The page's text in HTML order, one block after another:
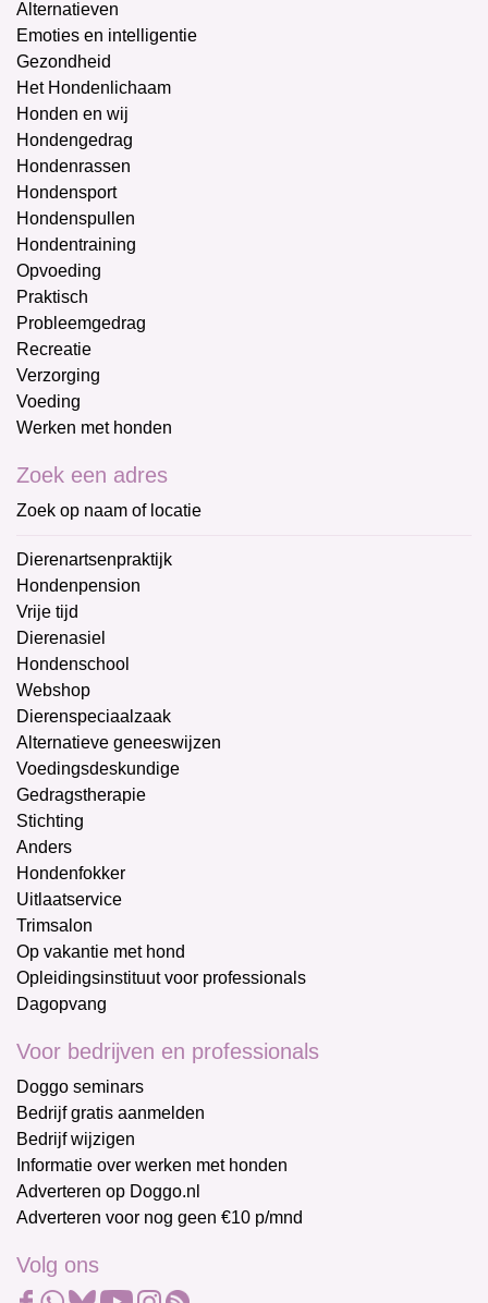
Alternatieven
Emoties en intelligentie
Gezondheid
Het Hondenlichaam
Honden en wij
Hondengedrag
Hondenrassen
Hondensport
Hondenspullen
Hondentraining
Opvoeding
Praktisch
Probleemgedrag
Recreatie
Verzorging
Voeding
Werken met honden
Zoek een adres
Zoek op naam of locatie
Dierenartsenpraktijk
Hondenpension
Vrije tijd
Dierenasiel
Hondenschool
Webshop
Dierenspeciaalzaak
Alternatieve geneeswijzen
Voedingsdeskundige
Gedragstherapie
Stichting
Anders
Hondenfokker
Uitlaatservice
Trimsalon
Op vakantie met hond
Opleidingsinstituut voor professionals
Dagopvang
Voor bedrijven en professionals
Doggo seminars
Bedrijf gratis aanmelden
Bedrijf wijzigen
Informatie over werken met honden
Adverteren op Doggo.nl
Adverteren voor nog geen €10 p/mnd
Volg ons